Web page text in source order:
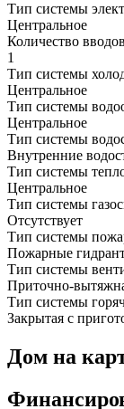
Тип системы
Центральное
Количество
1
Тип системы
Центральное
Тип системы
Центральное
Тип системы
Внутренние
Тип системы
Центральное
Тип системы
Отсутствует
Тип системы
Пожарные
Тип системы
Приточно-
Тип системы
Закрытая с
Дом на